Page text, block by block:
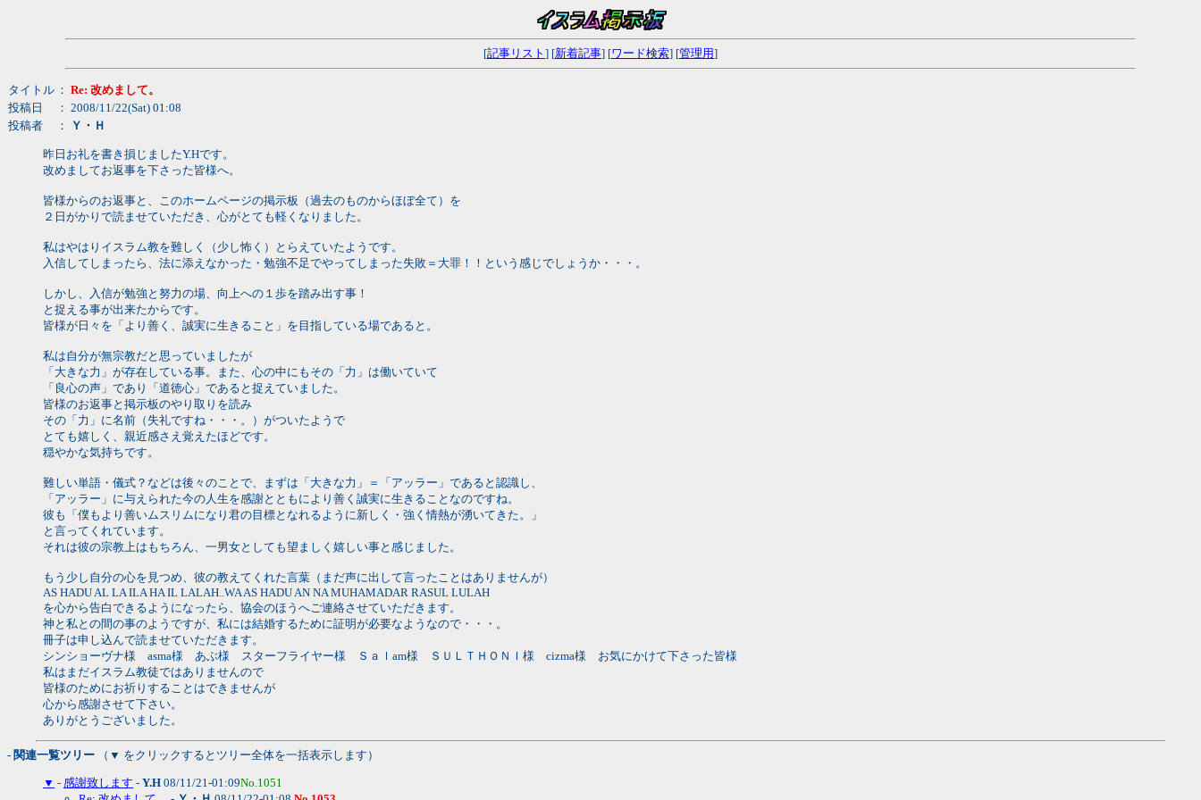
[記事リスト ] [新着記事] [ワード検索] [管理用]
タイトル ： Re: 改めまして。
投稿日
： 2008/11/22(Sat) 01:08
投稿者
： Ｙ・Ｈ
昨日お礼を書き損じましたY.Hです。
改めましてお返事を下さった皆様へ。
皆様からのお返事と、このホームページの掲示板（過去のものからほぼ全て）を
２日がかりで読ませていただき、心がとても軽くなりました。
私はやはりイスラム教を難しく（少し怖く）とらえていたようです。
入信してしまったら、法に添えなかった・勉強不足でやってしまった失敗＝大罪！！という感じでしょうか・・・。
しかし、入信が勉強と努力の場、向上への１歩を踏み出す事！
と捉える事が出来たからです。
皆様が日々を「より善く、誠実に生きること」を目指している場であると。
私は自分が無宗教だと思っていましたが
「大きな力」が存在している事。また、心の中にもその「力」は働いていて
「良心の声」であり「道徳心」であると捉えていました。
皆様のお返事と掲示板のやり取りを読み
その「力」に名前（失礼ですね・・・。）がついたようで
とても嬉しく、親近感さえ覚えたほどです。
穏やかな気持ちです。
難しい単語・儀式？などは後々のことで、まずは「大きな力」＝「アッラー」であると認識し、
「アッラー」に与えられた今の人生を感謝とともにより善く誠実に生きることなのですね。
彼も「僕もより善いムスリムになり君の目標となれるように新しく・強く情熱が湧いてきた。」
と言ってくれています。
それは彼の宗教上はもちろん、一男女としても望ましく嬉しい事と感じました。
もう少し自分の心を見つめ、彼の教えてくれた言葉（まだ声に出して言ったことはありませんが）
AS HADU AL LA ILA HA IL LALAH..WA AS HADU AN NA MUHAMADAR RASUL LULAH
を心から告白できるようになったら、協会のほうへご連絡させていただきます。
神と私との間の事のようですが、私には結婚するために証明が必要なようなので・・・。
冊子は申し込んで読ませていただきます。
シンショーヴナ様 asma様 あぶ様 スターフライヤー様 Ｓａｌam様 ＳＵＬＴＨＯＮＩ様 cizma様 お気にかけて下さった皆様
私はまだイスラム教徒ではありませんので
皆様のためにお祈りすることはできませんが
心から感謝させて下さい。
ありがとうございました。
- 関連一覧ツリー （▼ をクリックするとツリー全体を一括表示します）
▼ - 感謝致します - Y.H 08/11/21-01:09No.1051